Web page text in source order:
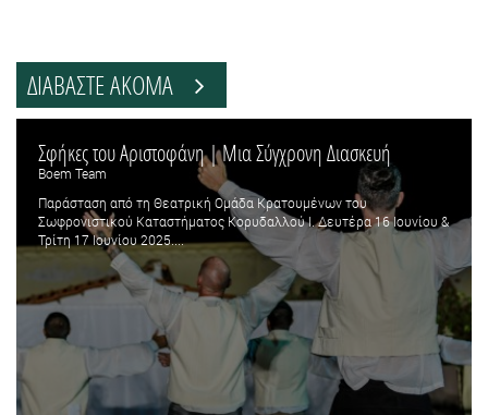
ΔΙΑΒΑΣΤΕ ΑΚΟΜΑ
Σφήκες του Αριστοφάνη | Μια Σύγχρονη Διασκευή
Boem Team
Παράσταση από τη Θεατρική Ομάδα Κρατουμένων του
Σωφρονιστικού Καταστήματος Κορυδαλλού Ι. Δευτέρα 16 Ιουνίου &
Τρίτη 17 Ιουνίου 2025....